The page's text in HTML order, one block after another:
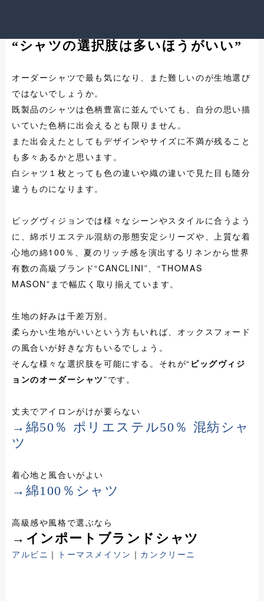
“シャツの選択肢は多いほうがいい”
オーダーシャツで最も気になり、また難しいのが生地選び
ではないでしょうか。
既製品のシャツは色柄豊富に並んでいても、自分の思い描
いていた色柄に出会えるとも限りません。
また出会えたとしてもデザインやサイズに不満が残ること
も多々あるかと思います。
白シャツ１枚とっても色の違いや織の違いで見た目も随分
違うものになります。
ビッグヴィジョンでは様々なシーンやスタイルに合うよう
に、綿ポリエステル混紡の形態安定シリーズや、上質な着
心地の綿100％、夏のリッチ感を演出するリネンから世界
有数の高級ブランド“CANCLINI”、“THOMAS
MASON”まで幅広く取り揃えています。
生地の好みは千差万別。
柔らかい生地がいいという方もいれば、オックスフォード
の風合いが好きな方もいるでしょう。
そんな様々な選択肢を可能にする。それが“ ビッグヴィジ
ョンのオーダーシャツ”です。
丈夫でアイロンがけが要らない
→綿50％ ポリエステル50％ 混紡シャ
ツ
着心地と風合いがよい
→綿100％シャツ
高級感や風格で選ぶなら
→インポートブランドシャツ
アルビニ ｜ トーマスメイソン ｜ カンクリーニ